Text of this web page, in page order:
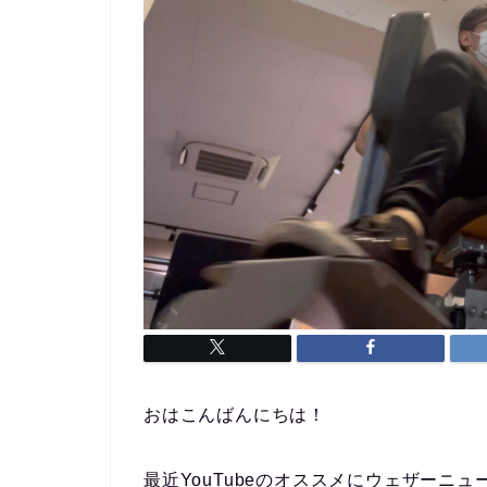
おはこんばんにちは！
最近YouTubeのオススメにウェザーニュ